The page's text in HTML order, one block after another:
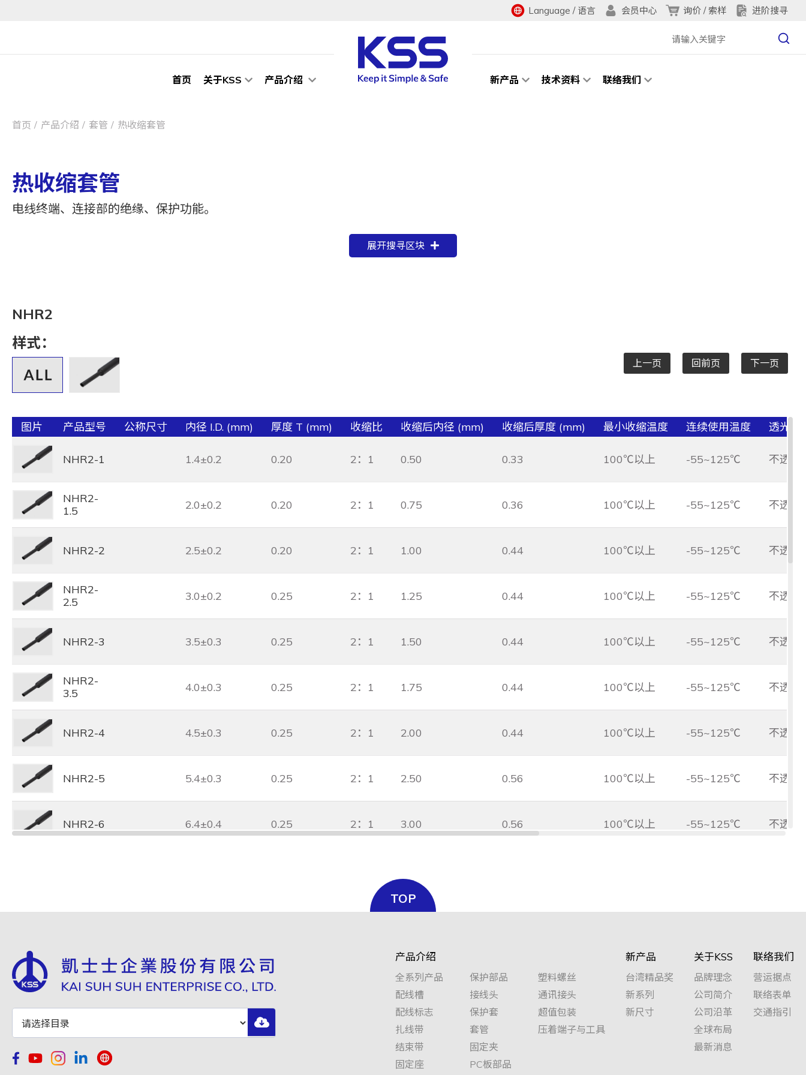
Language / 语言 会员中心 询价 / 索样 进阶搜寻
首页 关于KSS 产品介绍 新产品 技术资料 联络我们
首页 产品介绍 套管 热收缩套管
热收缩套管
电线终端、连接部的绝缘、保护功能。
展开搜寻区块
NHR2
样式：
上一页 回前页 下一页
图片 产品型号 公称尺寸 内径 I.D. (mm) 厚度 T (mm) 收缩比 收缩后内径 (mm) 收缩后厚度 (mm) 最小收缩温度 连续使用温度 透光/
NHR2-1 1.4±0.2 0.20 2：1 0.50 0.33 100℃以上 -55~125℃ 不透光
NHR2-
1.5
2.0±0.2 0.20 2：1 0.75 0.36 100℃以上 -55~125℃ 不透光
NHR2-2 2.5±0.2 0.20 2：1 1.00 0.44 100℃以上 -55~125℃ 不透光
NHR2-
2.5
3.0±0.2 0.25 2：1 1.25 0.44 100℃以上 -55~125℃ 不透光
NHR2-3 3.5±0.3 0.25 2：1 1.50 0.44 100℃以上 -55~125℃ 不透光
NHR2-
3.5
4.0±0.3 0.25 2：1 1.75 0.44 100℃以上 -55~125℃ 不透光
NHR2-4 4.5±0.3 0.25 2：1 2.00 0.44 100℃以上 -55~125℃ 不透光
NHR2-5 5.4±0.3 0.25 2：1 2.50 0.56 100℃以上 -55~125℃ 不透光
NHR2-6 6.4±0.4 0.25 2：1 3.00 0.56 100℃以上 -55~125℃ 不透光
NHR2-8 8.4±0.4 0.25 2：1 4.00 0.56 100℃以上 -55~125℃ 不透光
NHR2-9 9.4±0.4 0.25 4.50 100℃以上 -55~125℃ 不透光
10
10.4±0.4 0.25 5.00 100℃以上 -55~125℃ 不透光
11
5.50 -55~125℃
TOP
产品介绍
全系列产品
配线槽
配线标志
扎线带
结束带
固定座
保护部品
接线头
保护套
套管
固定夹
PC板部品
塑料螺丝
通讯接头
超值包装
压着端子与工具
新产品
台湾精品奖
新系列
新尺寸
关于KSS
品牌理念
公司简介
公司沿革
全球布局
最新消息
联络我们
营运据点
联络表单
交通指引